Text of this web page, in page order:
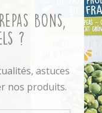
bons,
?
astuces
nos produits.